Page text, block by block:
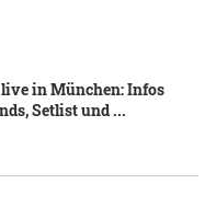
in München: Infos
Setlist und ...